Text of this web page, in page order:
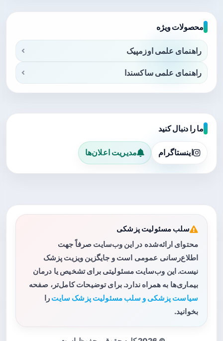
محصولات ویژه
راهنمای علمی اوزمپیک
راهنمای علمی ساکسندا
ما را دنبال کنید
اینستاگرام مدیریت اعلان‌ها
سلب مسئولیت پزشکی
محتوای ارائه‌شده در این وب‌سایت صرفاً جهت
اطلاع‌رسانی عمومی است و جایگزین ویزیت پزشک
نیست. این وب‌سایت مسئولیتی برای تشخیص یا درمان
بیماری‌ها به همراه ندارد. برای توضیحات کامل‌تر، صفحه
سیاست پزشکی و سلب مسئولیت پزشک سایت را
بخوانید.